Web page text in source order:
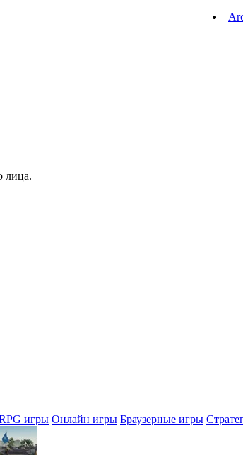
лица.
игры Онлайн игры Браузерные игры